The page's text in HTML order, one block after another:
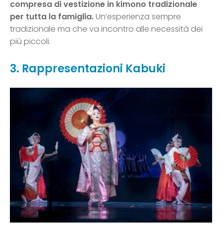
compresa di vestizione in kimono tradizionale
per tutta la famiglia.Un’esperienza sempre
tradizionale ma che va incontro alle necessità dei
più piccoli.
3. Rappresentazioni Kabuki